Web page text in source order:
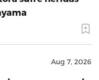
Aug 7, 2026